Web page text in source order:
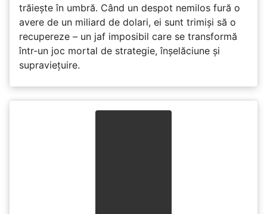
trăiește în umbră. Când un despot nemilos fură o
avere de un miliard de dolari, ei sunt trimiși să o
recupereze – un jaf imposibil care se transformă
într-un joc mortal de strategie, înșelăciune și
supraviețuire.